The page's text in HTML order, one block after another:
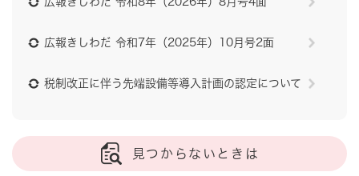
広報きしわだ 令和7年（2025年）10月号2面
税制改正に伴う先端設備等導入計画の認定について
見つからないときは